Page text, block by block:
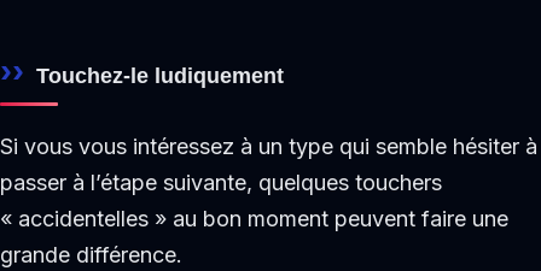
Touchez-le ludiquement
Si vous vous intéressez à un type qui semble hésiter à
passer à l’étape suivante, quelques touchers
« accidentelles » au bon moment peuvent faire une
grande différence.